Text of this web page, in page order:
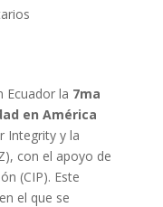
Ecuador la 7ma
en América
Integrity y la
con el apoyo de
(CIP). Este
el que se